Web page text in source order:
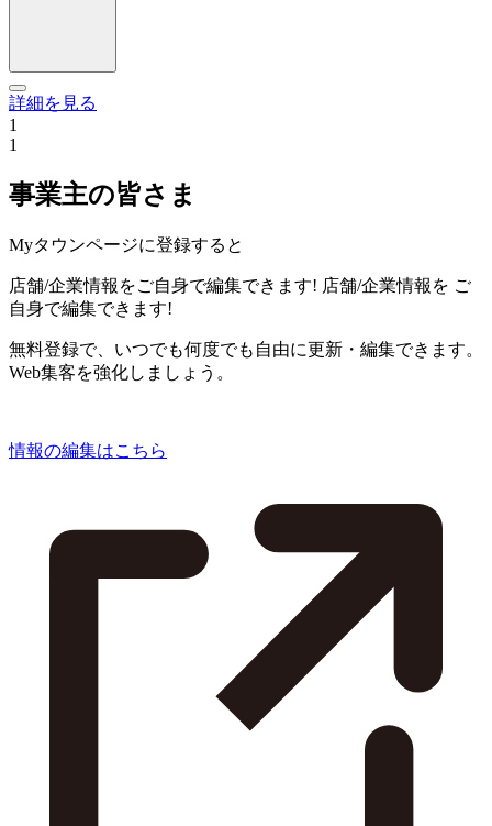
詳細を見る
1
1
事業主の皆さま
Myタウンページに登録すると
店舗/企業情報をご自身で編集できます! 店舗/企業情報を ご
自身で編集できます!
無料登録で、いつでも何度でも自由に更新・編集できます。
Web集客を強化しましょう。
情報の編集はこちら